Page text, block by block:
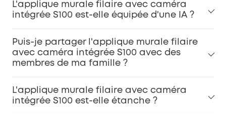
L'applique murale filaire avec caméra
intégrée S100 est-elle équipée d'une IA ?
Puis-je partager l'applique murale filaire
avec caméra intégrée S100 avec des
membres de ma famille ?
L'applique murale filaire avec caméra
intégrée S100 est-elle étanche ?